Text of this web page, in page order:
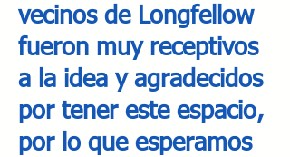
vecinos de Longfellow
fueron muy receptivos
a la idea y agradecidos
por tener este espacio,
por lo que esperamos